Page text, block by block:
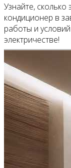
Узнайте, сколько
кондиционер в
работы и
электричестве!